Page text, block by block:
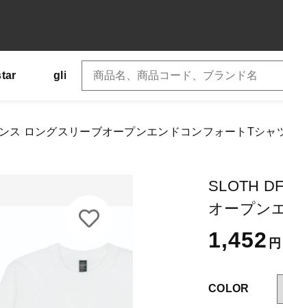
glimmer SLOTH US
ス ロングスリーブオープンエンドコンフォートTシャ
SLOTH
オープン
1,452 円
COLOR
DF1204 6.6オンス ロングスリーブオープンエンド
子カテゴリ